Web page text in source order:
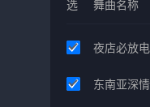
选 舞曲名称
夜店必放
东南亚深